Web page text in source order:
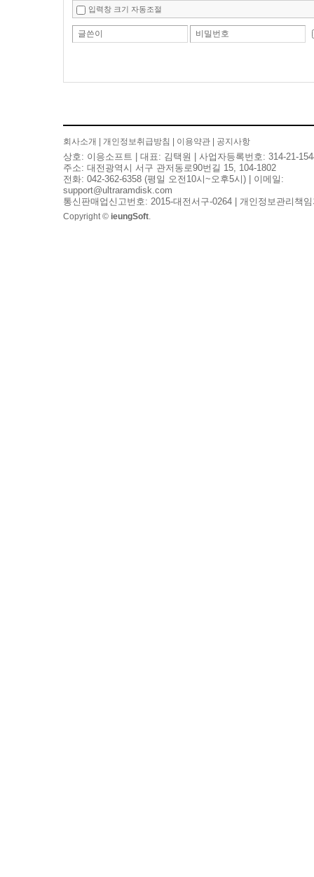
입력창 크기 자동조절
글쓴이 비밀번호
회사소개 개인정보취급방침 이용약관 공지사항
상호: 이응소프트 | 대표: 김택원 | 사업자등록번호: 314-21-
주소: 대전광역시 서구 관저동로90번길 15, 104-1802
전화: 042-362-6358 (평일 오전10시~오후5시) | 이메일:
support@ultraramdisk.com
통신판매업신고번호: 2015-대전서구-0264 | 개인정보관리책
Copyright © ieungSoft.